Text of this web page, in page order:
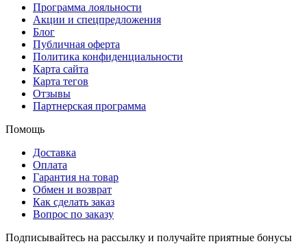
Программа лояльности
Акции и спецпредложения
Блог
Публичная оферта
Политика конфиденциальности
Карта сайта
Карта тегов
Отзывы
Партнерская программа
Помощь
Доставка
Оплата
Гарантия на товар
Обмен и возврат
Как сделать заказ
Вопрос по заказу
Подписывайтесь на рассылку и получайте приятные бонусы